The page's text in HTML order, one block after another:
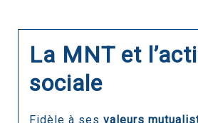
La MNT et
sociale
Fidèle à ses valeurs